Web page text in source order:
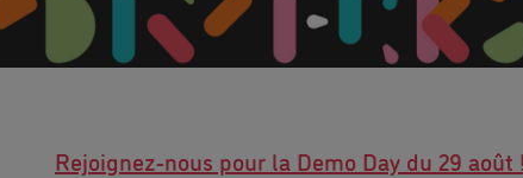
Rejoignez-nous pour la Demo Day du 29 août !